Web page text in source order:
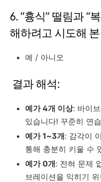
6. “흉식” 떨림과 “
해하려고 시도해
예 / 아니오
결과 해석:
예가 4개 이상: 바이
있습니다! 꾸준히 연
예가 1~3개: 감각이
통해 충분히 키울 수
예가 0개: 전혀 문제
브레이션을 익히기